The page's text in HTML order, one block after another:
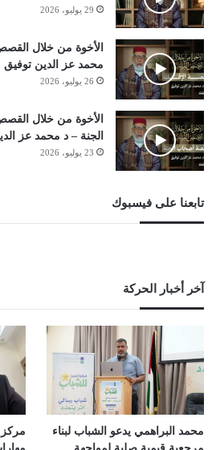
29 يوليو، 2026
الأخوة من خلال
محمد عز الدين توفيق
26 يوليو، 2026
الأخوة من خلال
الجنة – د محمد عز
23 يوليو، 2026
تابعنا على فيسبوك
آخر أخبار الحركة
محمد البراهمي يدعو الشباب لبناء
مركز